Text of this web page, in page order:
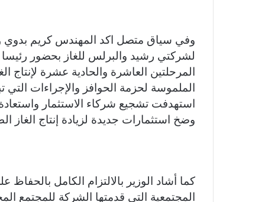
وفي سياق متصل اكد المهندس كريم بدوي
لشركتي رشيد والبرلس للغاز بحضور
المرحلتين العاشرة والحادية عشرة لإنتاج
الملموسة لحزمة الحوافز والإجراءات التي
استهدفت تشجيع شركاء الاستثمار
وضخ استثمارات جديدة لزيادة إنتاج
كما أشاد الوزير بالالتزام الكامل بالحفاظ
المجتمعية التي قدمتها الشركة للمجتمع